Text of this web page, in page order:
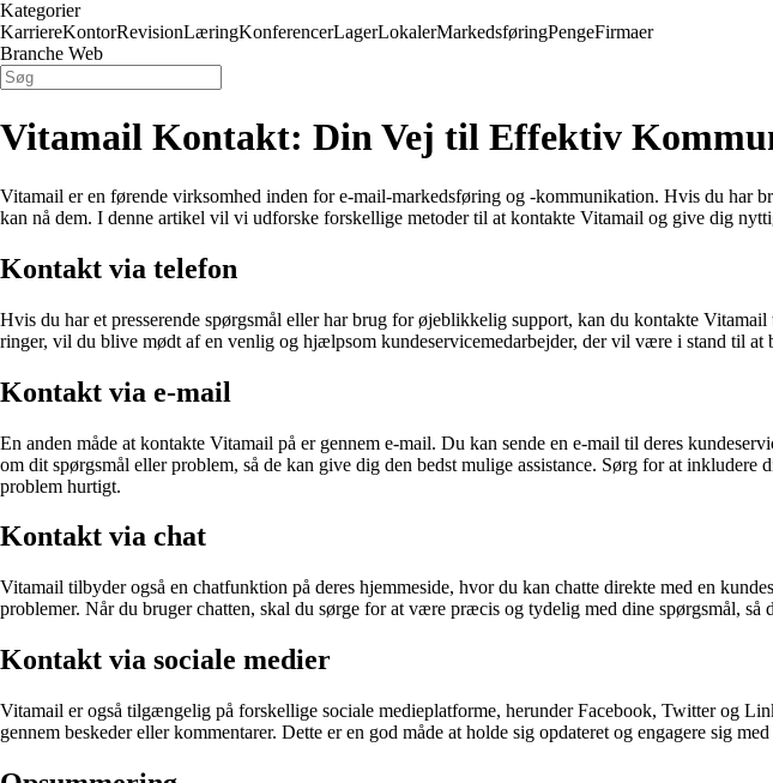
Kategorier
KarriereKontorRevisionLæringKonferencerLagerLokalerMarkedsføringPengeFirmaer
Branche Web
Vitamail Kontakt: Din Vej til Effektiv
Vitamail er en førende virksomhed inden for e-mail-markedsføring og -kommunikation. Hvis du har
kan nå dem. I denne artikel vil vi udforske forskellige metoder til at kontakte Vitamail og give dig
Kontakt via telefon
Hvis du har et presserende spørgsmål eller har brug for øjeblikkelig support, kan du kontakte
ringer, vil du blive mødt af en venlig og hjælpsom kundeservicemedarbejder, der vil være i stand til at
Kontakt via e-mail
En anden måde at kontakte Vitamail på er gennem e-mail. Du kan sende en e-mail til deres
om dit spørgsmål eller problem, så de kan give dig den bedst mulige assistance. Sørg for at
problem hurtigt.
Kontakt via chat
Vitamail tilbyder også en chatfunktion på deres hjemmeside, hvor du kan chatte direkte med en
problemer. Når du bruger chatten, skal du sørge for at være præcis og tydelig med dine spørgsmål,
Kontakt via sociale medier
Vitamail er også tilgængelig på forskellige sociale medieplatforme, herunder Facebook, Twitter og
gennem beskeder eller kommentarer. Dette er en god måde at holde sig opdateret og engagere sig